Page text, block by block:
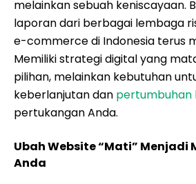
melainkan sebuah keniscayaan.
laporan dari berbagai lembaga
e-commerce di Indonesia terus
Memiliki strategi digital yang
pilihan, melainkan kebutuhan
keberlanjutan dan pertumbuhan
pertukangan Anda.
Ubah Website “Mati” Menjadi
Anda